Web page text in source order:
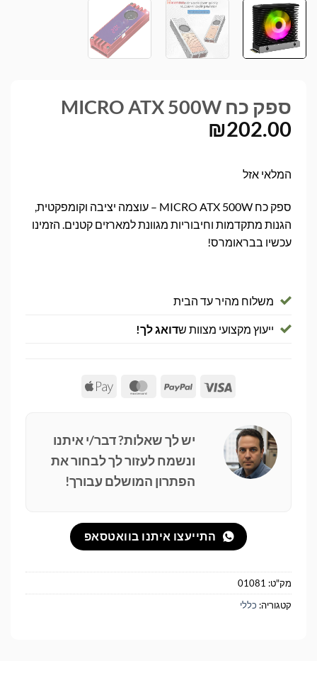
ספק כח MICRO ATX 500W
₪202.00
המלאי אזל
ספק כח MICRO ATX 500W – עוצמה יציבה וקומפקטית,
הגנות מתקדמות וחיבוריות מגוונת למארזים קטנים. הזמינו
עכשיו בבראומרס!
משלוח מהיר עד הבית
ייעוץ מקצועי מצוות שדואג לך!
Visa
PayPal
MasterCard
Apple
יש לך שאלות? דבר/י איתנו
ונשמח לעזור לך לבחור את
הפתרון המושלם עבורך!
התייעצו איתנו בוואטסאפ
מק"ט: 01081
קטגוריה: כללי